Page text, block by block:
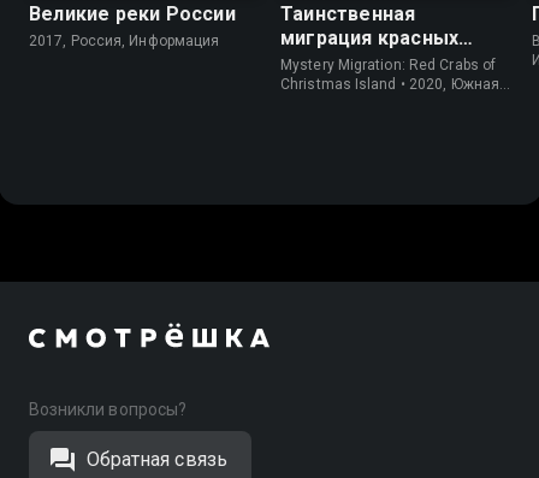
Великие реки России
2017, Россия, Информация
Таинственная
миграция красных
крабов
Mystery Migration: Red Crabs of
Christmas Island • 2020, Южная
Возникли вопросы?
Обратная связь